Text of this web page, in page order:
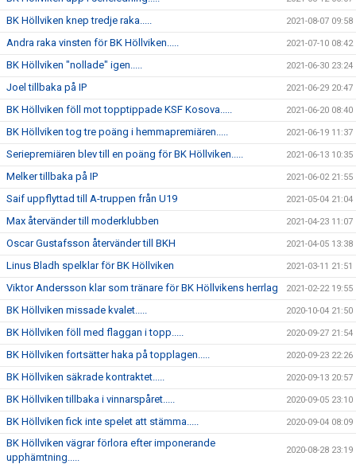
BK Höllviken knep tredje raka..... 2021-08-07 09:58
Andra raka vinsten för BK Höllviken..... 2021-07-10 08:42
BK Höllviken "nollade" igen..... 2021-06-30 23:24
Joel tillbaka på IP 2021-06-29 20:47
BK Höllviken föll mot topptippade KSF Kosova..... 2021-06-20 08:40
BK Höllviken tog tre poäng i hemmapremiären..... 2021-06-19 11:37
Seriepremiären blev till en poäng för BK Höllviken..... 2021-06-13 10:35
Melker tillbaka på IP 2021-06-02 21:55
Saif uppflyttad till A-truppen från U19 2021-05-04 21:04
Max återvänder till moderklubben 2021-04-23 11:07
Oscar Gustafsson återvänder till BKH 2021-04-05 13:38
Linus Bladh spelklar för BK Höllviken 2021-03-11 21:51
Viktor Andersson klar som tränare för BK Höllvikens herrlag 2021-02-22 19:55
BK Höllviken missade kvalet..... 2020-10-04 21:50
BK Höllviken föll med flaggan i topp..... 2020-09-27 21:54
BK Höllviken fortsätter haka på topplagen..... 2020-09-23 22:26
BK Höllviken säkrade kontraktet..... 2020-09-13 20:57
BK Höllviken tillbaka i vinnarspåret..... 2020-09-05 23:10
BK Höllviken fick inte spelet att stämma..... 2020-09-04 08:09
BK Höllviken vägrar förlora efter imponerande
upphämtning.....
2020-08-28 23:19